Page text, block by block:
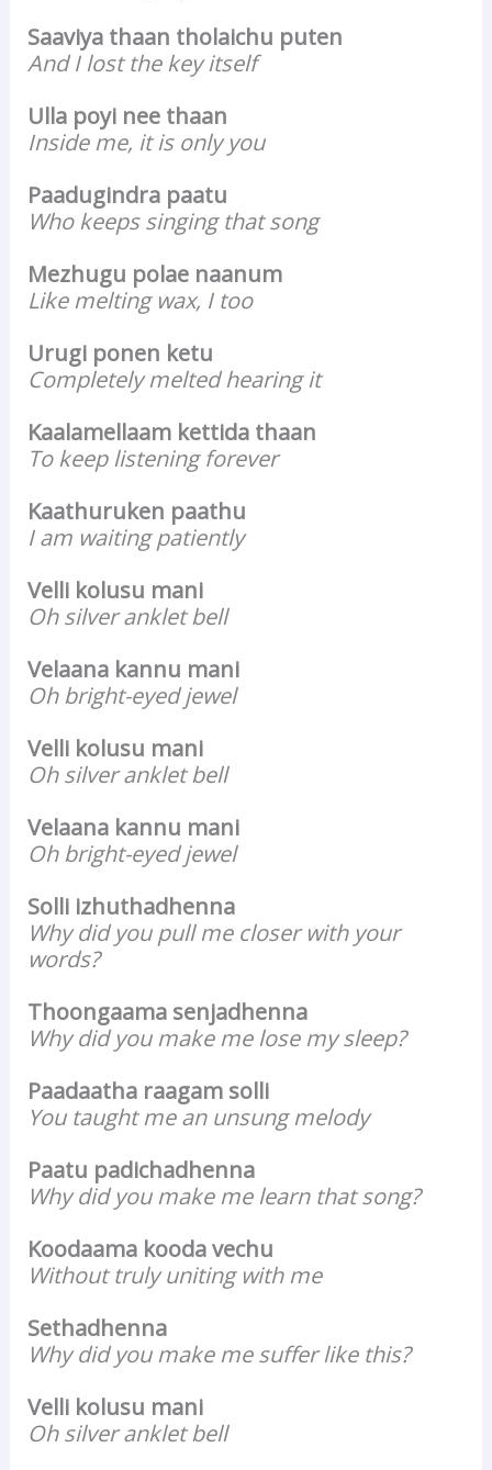
Saaviya thaan tholaichu puten
And I lost the key itself
Ulla poyi nee thaan
Inside me, it is only you
Paadugindra paatu
Who keeps singing that song
Mezhugu polae naanum
Like melting wax, I too
Urugi ponen ketu
Completely melted hearing it
Kaalamellaam kettida thaan
To keep listening forever
Kaathuruken paathu
I am waiting patiently
Velli kolusu mani
Oh silver anklet bell
Velaana kannu mani
Oh bright-eyed jewel
Velli kolusu mani
Oh silver anklet bell
Velaana kannu mani
Oh bright-eyed jewel
Solli izhuthadhenna
Why did you pull me closer with your
words?
Thoongaama senjadhenna
Why did you make me lose my sleep?
Paadaatha raagam solli
You taught me an unsung melody
Paatu padichadhenna
Why did you make me learn that song?
Koodaama kooda vechu
Without truly uniting with me
Sethadhenna
Why did you make me suffer like this?
Velli kolusu mani
Oh silver anklet bell